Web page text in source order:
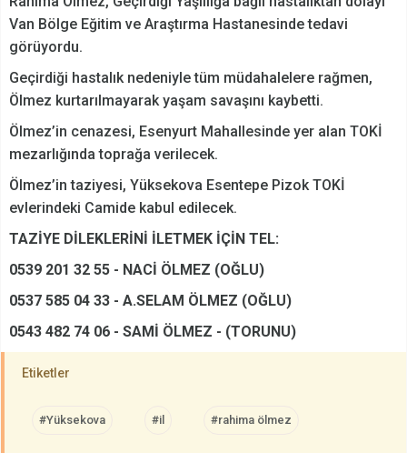
Van Bölge Eğitim ve Araştırma Hastanesinde tedavi
görüyordu.
Geçirdiği hastalık nedeniyle tüm müdahalelere rağmen,
Ölmez kurtarılmayarak yaşam savaşını kaybetti.
Ölmez’in cenazesi, Esenyurt Mahallesinde yer alan TOKİ
mezarlığında toprağa verilecek.
Ölmez’in taziyesi, Yüksekova Esentepe Pizok TOKİ
evlerindeki Camide kabul edilecek.
TAZİYE DİLEKLERİNİ İLETMEK İÇİN TEL:
0539 201 32 55 - NACİ ÖLMEZ (OĞLU)
0537 585 04 33 - A.SELAM ÖLMEZ (OĞLU)
0543 482 74 06 - SAMİ ÖLMEZ - (TORUNU)
Etiketler
#Yüksekova #il #rahima ölmez